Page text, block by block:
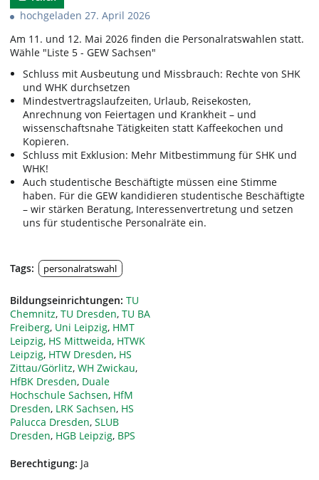
hochgeladen 27. April 2026
Am 11. und 12. Mai 2026 finden die Personalratswahlen statt.
Wähle "Liste 5 - GEW Sachsen"
Schluss mit Ausbeutung und Missbrauch: Rechte von SHK
und WHK durchsetzen
Mindestvertragslaufzeiten, Urlaub, Reisekosten,
Anrechnung von Feiertagen und Krankheit – und
wissenschaftsnahe Tätigkeiten statt Kaffeekochen und
Kopieren.
Schluss mit Exklusion: Mehr Mitbestimmung für SHK und
WHK!
Auch studentische Beschäftigte müssen eine Stimme
haben. Für die GEW kandidieren studentische Beschäftigte
– wir stärken Beratung, Interessenvertretung und setzen
uns für studentische Personalräte ein.
Tags: personalratswahl
Bildungseinrichtungen: TU
Chemnitz, TU Dresden, TU BA
Freiberg, Uni Leipzig, HMT
Leipzig, HS Mittweida, HTWK
Leipzig, HTW Dresden, HS
Zittau/Görlitz, WH Zwickau,
HfBK Dresden, Duale
Hochschule Sachsen, HfM
Dresden, LRK Sachsen, HS
Palucca Dresden, SLUB
Dresden, HGB Leipzig, BPS
Berechtigung: Ja